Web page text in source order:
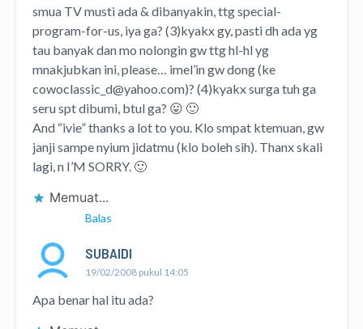
smua TV musti ada & dibanyakin, ttg special-
program-for-us, iya ga? (3)kyakx gy, pasti dh ada yg
tau banyak dan mo nolongin gw ttg hl-hl yg
mnakjubkan ini, please… imel’in gw dong (ke
cowoclassic_d@yahoo.com)? (4)kyakx surga tuh ga
seru spt dibumi, btul ga? 😛 🙂
And “ivie” thanks a lot to you. Klo smpat ktemuan, gw
janji sampe nyium jidatmu (klo boleh sih). Thanx skali
lagi, n I’M SORRY. 🙂
Memuat...
Balas
SUBAIDI
19/02/2008 pukul 14:05
Apa benar hal itu ada?